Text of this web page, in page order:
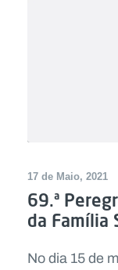
17 de Maio, 2021
69.ª
da Família
No dia 15 de